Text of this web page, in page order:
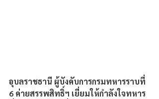
อุบลราชธานี ผู้บังคับการกรมทหารราบที่
6 ค่ายสรรพสิทธิ์ฯ เยี่ยมให้กำลังใจทหาร